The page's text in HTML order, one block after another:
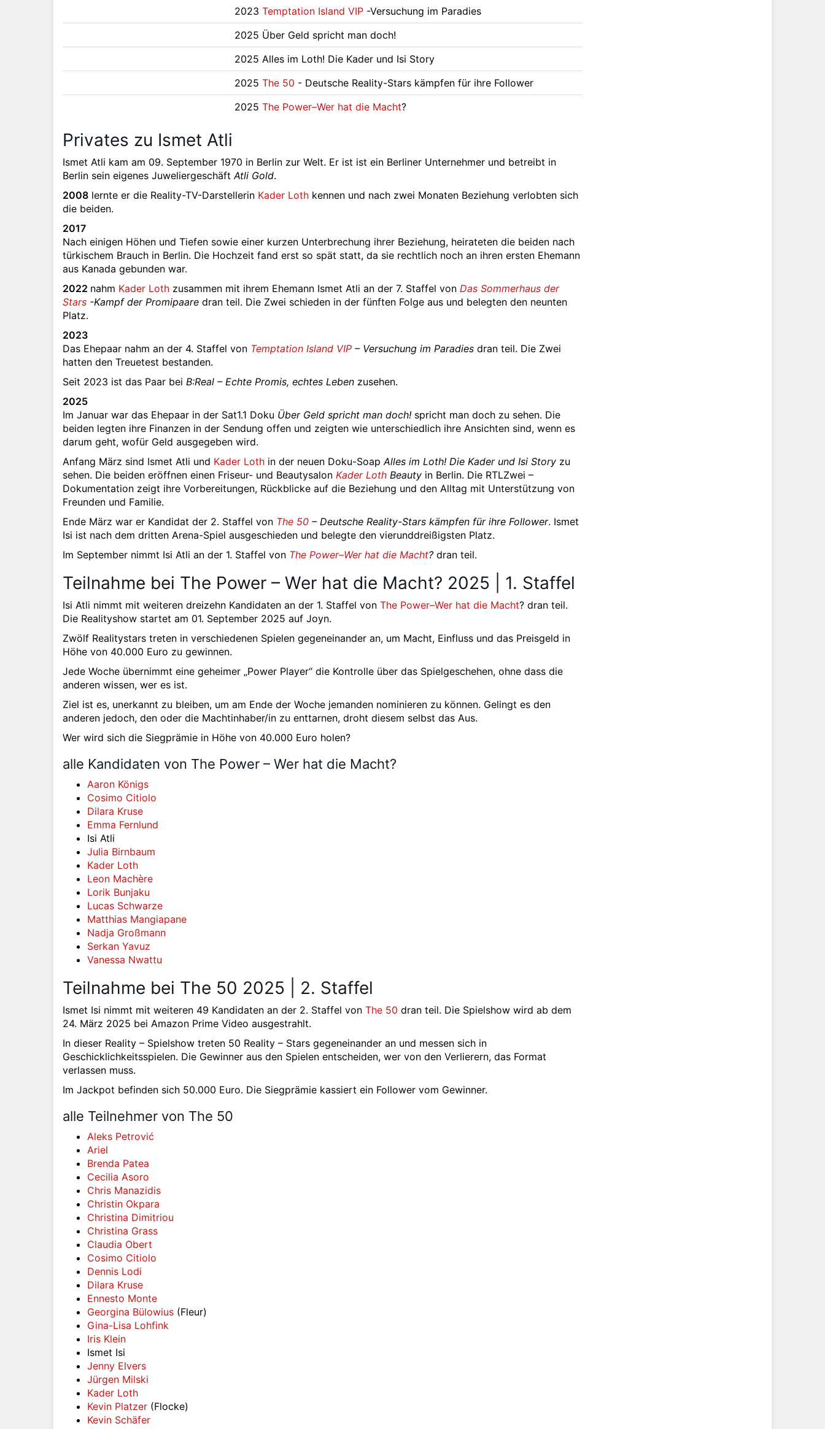
2023Temptation Island VIP -Versuchung im Paradies
2025 Über Geld spricht man doch!
2025 Alles im Loth! Die Kader und Isi Story
2025The 50 - Deutsche Reality-Stars kämpfen für ihre Follower
2025The Power–Wer hat die Macht?
Privates zu Ismet Atli
Ismet Atli kam am 09. September 1970 in Berlin zur Welt. Er ist ist ein Berliner Unternehmer und betreibt in
Berlin sein eigenes JuweliergeschäftAtli Gold.
2008 lernte er die Reality-TV-Darstellerin Kader Loth kennen und nach zwei Monaten Beziehung verlobten sich
die beiden.
2017
Nach einigen Höhen und Tiefen sowie einer kurzen Unterbrechung ihrer Beziehung, heirateten die beiden nach
türkischem Brauch in Berlin. Die Hochzeit fand erst so spät statt, da sie rechtlich noch an ihren ersten Ehemann
aus Kanada gebunden war.
2022 nahm Kader Loth zusammen mit ihrem Ehemann Ismet Atli an der 7. Staffel von Das Sommerhaus der
Stars -Kampf der Promipaare dran teil. Die Zwei schieden in der fünften Folge aus und belegten den neunten
Platz.
2023
Das Ehepaar nahm an der 4. Staffel von Temptation Island VIP – Versuchung im Paradies dran teil. Die Zwei
hatten den Treuetest bestanden.
Seit 2023 ist das Paar bei B:Real – Echte Promis, echtes Leben zusehen.
2025
Im Januar war das Ehepaar in der Sat1.1 Doku Über Geld spricht man doch! spricht man doch zu sehen. Die
beiden legten ihre Finanzen in der Sendung offen und zeigten wie unterschiedlich ihre Ansichten sind, wenn es
darum geht, wofür Geld ausgegeben wird.
Anfang März sind Ismet Atli und Kader Loth in der neuen Doku-SoapAlles im Loth! Die Kader und Isi Story zu
sehen. Die beiden eröffnen einen Friseur- und Beautysalon Kader Loth Beauty in Berlin. Die RTLZwei –
Dokumentation zeigt ihre Vorbereitungen, Rückblicke auf die Beziehung und den Alltag mit Unterstützung von
Freunden und Familie.
Ende März war er Kandidat der 2. Staffel von The 50 – Deutsche Reality-Stars kämpfen für ihre Follower. Ismet
Isi ist nach dem dritten Arena-Spiel ausgeschieden und belegte den vierunddreißigsten Platz.
Im September nimmt Isi Atli an der 1. Staffel von The Power–Wer hat die Macht? dran teil.
Teilnahme bei The Power – Wer hat die Macht? 2025 | 1. Staffel
Isi Atli nimmt mit weiteren dreizehn Kandidaten an der 1. Staffel von The Power–Wer hat die Macht? dran teil.
Die Realityshow startet am 01. September 2025 auf Joyn.
Zwölf Realitystars treten in verschiedenen Spielen gegeneinander an, um Macht, Einfluss und das Preisgeld in
Höhe von 40.000 Euro zu gewinnen.
Jede Woche übernimmt eine geheimer „Power Player“ die Kontrolle über das Spielgeschehen, ohne dass die
anderen wissen, wer es ist.
Ziel ist es, unerkannt zu bleiben, um am Ende der Woche jemanden nominieren zu können. Gelingt es den
anderen jedoch, den oder die Machtinhaber/in zu enttarnen, droht diesem selbst das Aus.
Wer wird sich die Siegprämie in Höhe von 40.000 Euro holen?
alle Kandidaten von The Power – Wer hat die Macht?
Aaron Königs
Cosimo Citiolo
Dilara Kruse
Emma Fernlund
Isi Atli
Julia Birnbaum
Kader Loth
Leon Machère
Lorik Bunjaku
Lucas Schwarze
Matthias Mangiapane
Nadja Großmann
Serkan Yavuz
Vanessa Nwattu
Teilnahme bei The 50 2025 | 2. Staffel
Ismet Isi nimmt mit weiteren 49 Kandidaten an der 2. Staffel von The 50 dran teil. Die Spielshow wird ab dem
24. März 2025 bei Amazon Prime Video ausgestrahlt.
In dieser Reality – Spielshow treten 50 Reality – Stars gegeneinander an und messen sich in
Geschicklichkeitsspielen. Die Gewinner aus den Spielen entscheiden, wer von den Verlierern, das Format
verlassen muss.
Im Jackpot befinden sich 50.000 Euro. Die Siegprämie kassiert ein Follower vom Gewinner.
alle Teilnehmer von The 50
Aleks Petrović
Ariel
Brenda Patea
Cecilia Asoro
Chris Manazidis
Christin Okpara
Christina Dimitriou
Christina Grass
Claudia Obert
Cosimo Citiolo
Dennis Lodi
Dilara Kruse
Ennesto Monte
Georgina Bülowius (Fleur)
Gina-Lisa Lohfink
Iris Klein
Ismet Isi
Jenny Elvers
Jürgen Milski
Kader Loth
Kevin Platzer (Flocke)
Kevin Schäfer